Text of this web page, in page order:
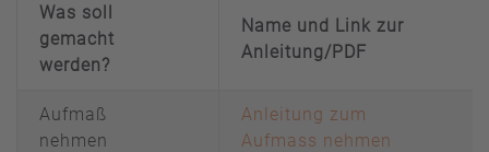
Was soll
gemacht
werden?
Name und Link zur
Anleitung/PDF
Aufmaß
nehmen
Anleitung zum
Aufmass nehmen